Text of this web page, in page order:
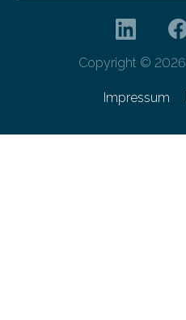
Copyright ©
Impressum